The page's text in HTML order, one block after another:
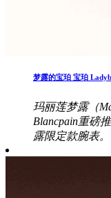
梦露的宝珀 宝珀
玛丽莲梦露（
Blancpain重磅
露限定款腕表